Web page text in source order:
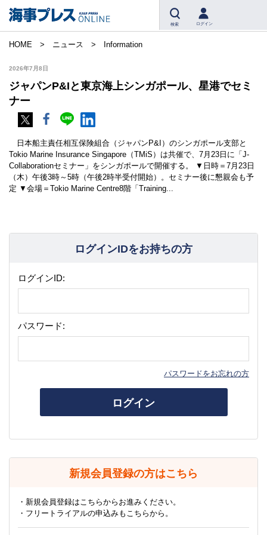
検索 ログイン
HOME ニュース Information
2026年7月8日
ジャパンP&Iと東京海上シンガポール、星港でセミ
ナー
日本船主責任相互保険組合（ジャパンP&I）のシンガポール支部と
Tokio Marine Insurance Singapore（TMiS）は共催で、7月23日に「J-
Collaborationセミナー」をシンガポールで開催する。 ▼日時＝7月23日
（木）午後3時～5時（午後2時半受付開始）。セミナー後に懇親会も予
定 ▼会場＝Tokio Marine Centre8階「Training...
ログインIDをお持ちの方
ログインID:
パスワード:
パスワードをお忘れの方
ログイン
新規会員登録の方はこちら
・新規会員登録はこちらからお進みください。
・フリートライアルの申込みもこちらから。